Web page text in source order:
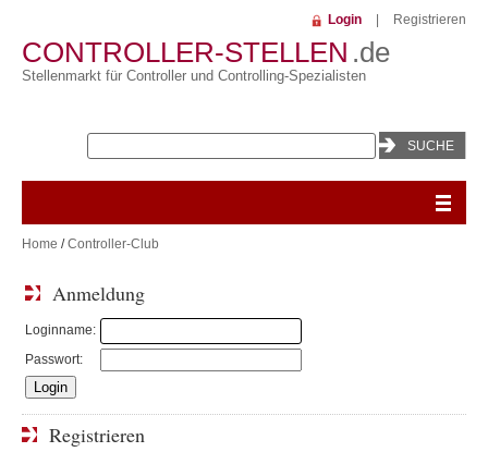
CONTROLLER-STELLEN .de
Stellenmarkt für Controller und Controlling-Spezialisten
Login Registrieren
Home /Controller-Club
Anmeldung
Loginname:
Passwort:
Registrieren